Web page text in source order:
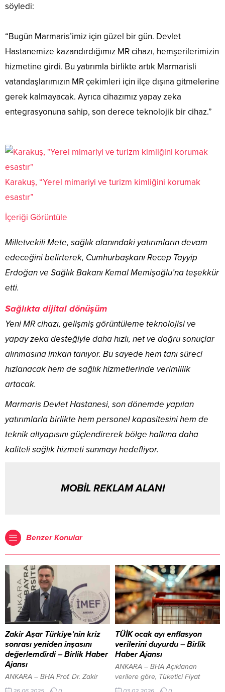
söyledi:
“Bugün Marmaris’imiz için güzel bir gün. Devlet
Hastanemize kazandırdığımız MR cihazı, hemşerilerimizin
hizmetine girdi. Bu yatırımla birlikte artık Marmarisli
vatandaşlarımızın MR çekimleri için ilçe dışına gitmelerine
gerek kalmayacak. Ayrıca cihazımız yapay zeka
entegrasyonuna sahip, son derece teknolojik bir cihaz.”
Karakuş, “Yerel mimariyi ve turizm kimliğini korumak
esastır”
İçeriği Görüntüle
Milletvekili Mete, sağlık alanındaki yatırımların devam
edeceğini belirterek, Cumhurbaşkanı Recep Tayyip
Erdoğan ve Sağlık Bakanı Kemal Memişoğlu’na teşekkür
etti.
Sağlıkta dijital dönüşüm
Yeni MR cihazı, gelişmiş görüntüleme teknolojisi ve
yapay zeka desteğiyle daha hızlı, net ve doğru sonuçlar
alınmasına imkan tanıyor. Bu sayede hem tanı süreci
hızlanacak hem de sağlık hizmetlerinde verimlilik
artacak.
Marmaris Devlet Hastanesi, son dönemde yapılan
yatırımlarla birlikte hem personel kapasitesini hem de
teknik altyapısını güçlendirerek bölge halkına daha
kaliteli sağlık hizmeti sunmayı hedefliyor.
MOBİL REKLAM ALANI
Benzer Konular
Zakir Aşar Türkiye’nin kriz
sonrası yeniden inşasını
değerlemdirdi – Birlik Haber
Ajansı
ANKARA – BHA Prof. Dr. Zakir
Avşar, “Depremlere dayanıklı
TÜİK ocak ayı enflasyon
verilerini duyurdu – Birlik
Haber Ajansı
ANKARA – BHA Açıklanan
verilere göre, Tüketici Fiyat
Endeksi (TÜFE) ocak ayında bir